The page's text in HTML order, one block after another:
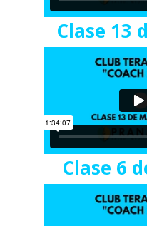
Clase 13
Clase 6